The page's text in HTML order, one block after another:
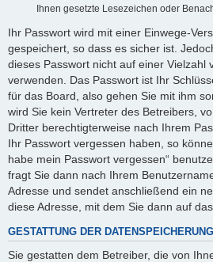
Ihnen gesetzte Lesezeichen oder
Ihr Passwort wird mit einer Einwege-
gespeichert, so dass es sicher ist.
dieses Passwort nicht auf einer Vielzahl
verwenden. Das Passwort ist Ihr
für das Board, also gehen Sie mit ihm
wird Sie kein Vertreter des Betreibers,
Dritter berechtigterweise nach Ihrem
Ihr Passwort vergessen haben, so
habe mein Passwort vergessen“
fragt Sie dann nach Ihrem
Adresse und sendet anschließend ein
diese Adresse, mit dem Sie dann auf
GESTATTUNG DER DATENSPEICHERUNG
Sie gestatten dem Betreiber, die von